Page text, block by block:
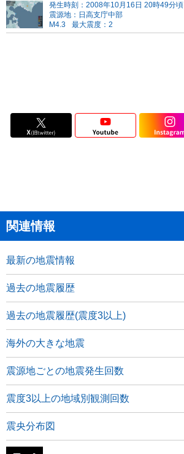
発生時刻：2008年10月16日 20時49分頃
震源地：日高支庁中部
M4.3
最大震度：2
関連情報
最新の地震情報
過去の地震履歴
過去の地震履歴(震度3以上)
海外の大きな地震
震源地ごとの地震発生回数
震度3以上の地域別観測回数
震央分布図